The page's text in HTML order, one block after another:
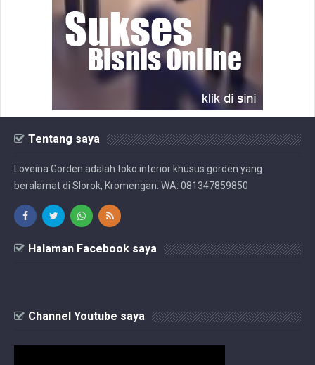
Tentang saya
Loveina Gorden adalah toko interior khusus gorden yang
beralamat di Slorok, Kromengan. WA: 081347859850
Halaman Facebook saya
Channel Youtube saya